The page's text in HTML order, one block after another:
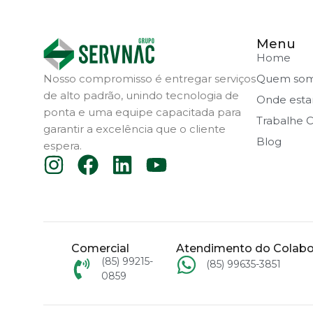
Nosso compromisso é entregar serviços
de alto padrão, unindo tecnologia de
ponta e uma equipe capacitada para
garantir a excelência que o cliente
espera.
Menu
Home
Quem
Onde
Trabalhe
Blog
Comercial
(85) 99215-
0859
Atendimento do
(85) 99635-3851